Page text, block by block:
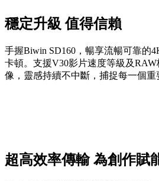
穩定升級 值得信賴
手握Biwin SD160，暢享流暢可靠的
卡頓。支援V30影片速度等級及
像，靈感持續不中斷，捕捉每一個重
超高效率傳輸 為創作賦